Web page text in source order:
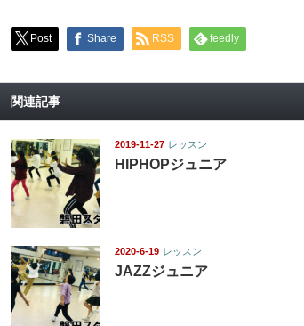
Post Share RSS feedly
関連記事
2019-11-27 レッスン
HIPHOPジュニア
2020-6-19 レッスン
JAZZジュニア